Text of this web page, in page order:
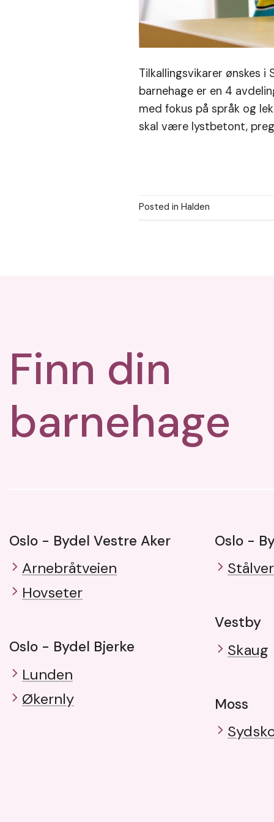
Tilkallingsvikarer ønskes i
barnehage er en 4
med fokus på språk og
skal være lystbetont,
Posted in Halden
Finn din
barnehage
Oslo - Bydel Vestre Aker
Arnebråtveien
Hovseter
Oslo - Bydel Bjerke
Lunden
Økernly
Oslo -
Vestby
Skaug
Moss